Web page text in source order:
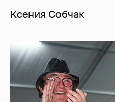
Ксения Собчак